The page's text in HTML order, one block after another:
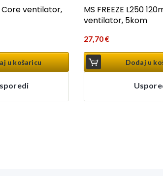
Core ventilator,
u košaricu
MS FREEZE L250
ventilator, 5kom
27,70€
Dodaj u